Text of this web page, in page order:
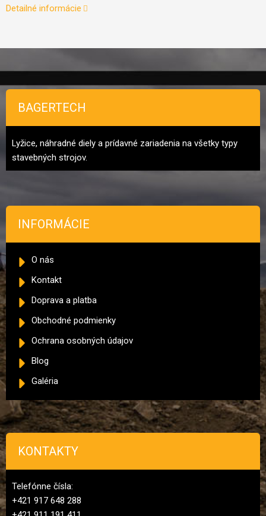
Detailné informácie
BAGERTECH
Lyžice, náhradné diely a prídavné zariadenia na všetky typy
stavebných strojov.
INFORMÁCIE
O nás
Kontakt
Doprava a platba
Obchodné podmienky
Ochrana osobných údajov
Blog
Galéria
KONTAKTY
Telefónne čísla:
+421 917 648 288